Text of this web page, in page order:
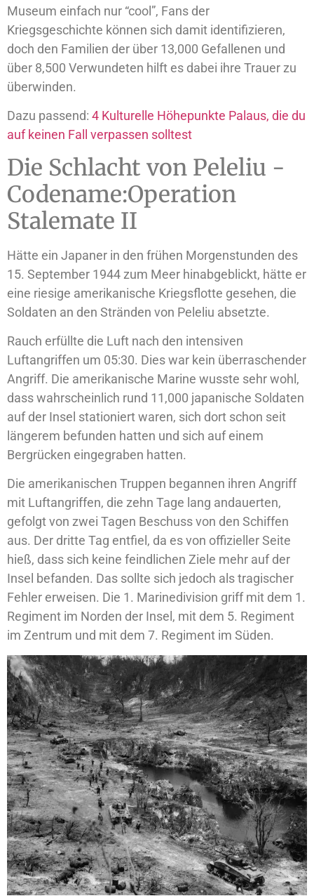
Museum einfach nur “cool”, Fans der
Kriegsgeschichte können sich damit identifizieren,
doch den Familien der über 13,000 Gefallenen und
über 8,500 Verwundeten hilft es dabei ihre Trauer zu
überwinden.
Dazu passend: 4 Kulturelle Höhepunkte Palaus, die du
auf keinen Fall verpassen solltest
Die Schlacht von Peleliu ­
Codename:Operation
Stalemate II
Hätte ein Japaner in den frühen Morgenstunden des
15. September 1944 zum Meer hinabgeblickt, hätte er
eine riesige amerikanische Kriegsflotte gesehen, die
Soldaten an den Stränden von Peleliu absetzte.
Rauch erfüllte die Luft nach den intensiven
Luftangriffen um 05:30. Dies war kein überraschender
Angriff. Die amerikanische Marine wusste sehr wohl,
dass wahrscheinlich rund 11,000 japanische Soldaten
auf der Insel stationiert waren, sich dort schon seit
längerem befunden hatten und sich auf einem
Bergrücken eingegraben hatten.
Die amerikanischen Truppen begannen ihren Angriff
mit Luftangriffen, die zehn Tage lang andauerten,
gefolgt von zwei Tagen Beschuss von den Schiffen
aus. Der dritte Tag entfiel, da es von offizieller Seite
hieß, dass sich keine feindlichen Ziele mehr auf der
Insel befanden. Das sollte sich jedoch als tragischer
Fehler erweisen. Die 1. Marinedivision griff mit dem 1.
Regiment im Norden der Insel, mit dem 5. Regiment
im Zentrum und mit dem 7. Regiment im Süden.